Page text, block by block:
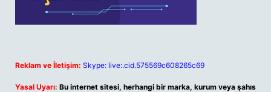
Reklam ve İletişim: Skype: live:.cid.575569c608265c69
Yasal Uyarı: Bu internet sitesi, herhangi bir marka, kurum veya şahıs